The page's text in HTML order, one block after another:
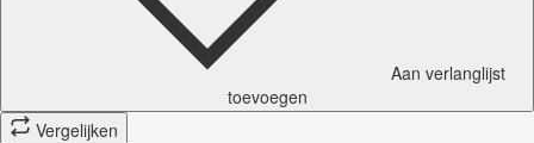
Aan verlanglijst
toevoegen
Vergelijken